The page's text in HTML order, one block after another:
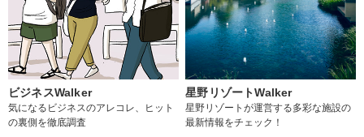
ビジネスWalker
気になるビジネスのアレコレ、ヒット
の裏側を徹底調査
星野リゾートWalker
星野リゾートが運営する多彩な施設の
最新情報をチェック！